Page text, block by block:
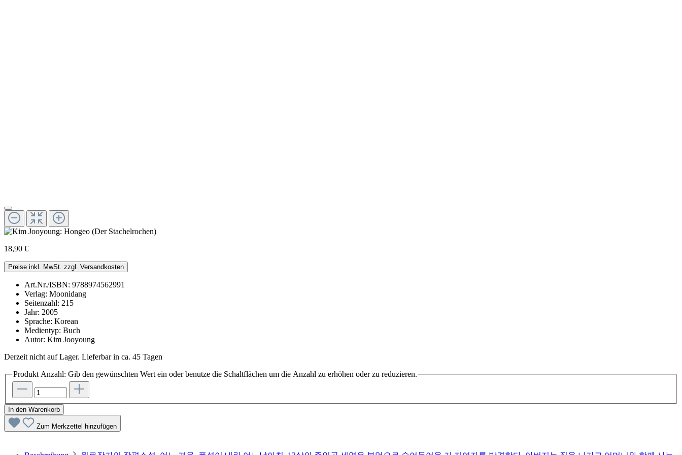
18,90 €
Preise inkl. MwSt. zzgl. Versandkosten
Art.Nr./ISBN: 9788974562991
Verlag: Moonidang
Seitenzahl: 215
Jahr: 2005
Sprache: Korean
Medientyp: Buch
Autor: Kim Jooyoung
Derzeit nicht auf Lager. Lieferbar in ca. 45 Tagen
Produkt Anzahl: Gib den gewünschten Wert ein oder benutze die Schaltflächen um die Anzahl zu erhöhen oder zu reduzieren.
In den Warenkorb
Zum Merkzettel hinzufügen